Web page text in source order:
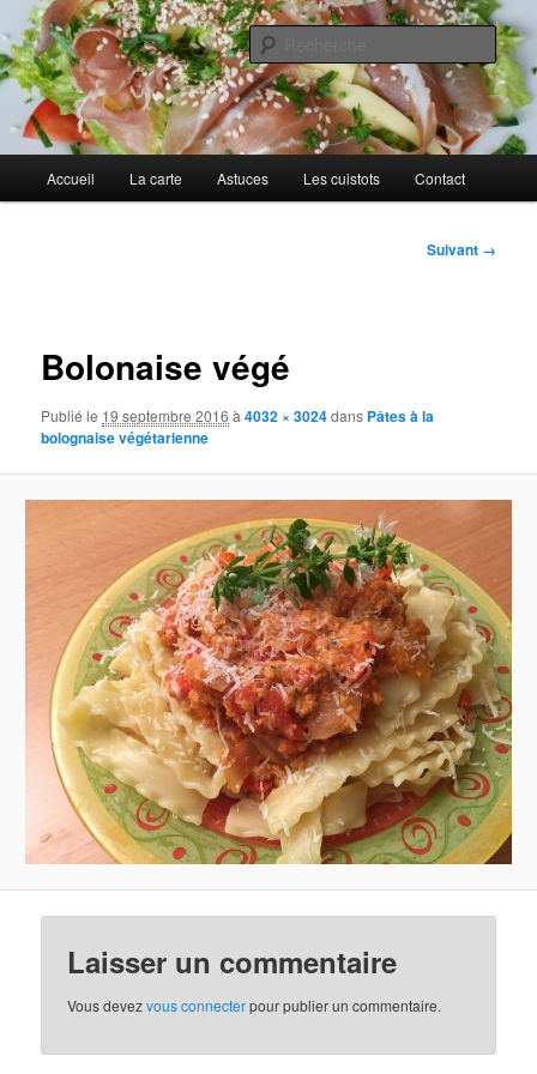
Aller
au
contenu
principalAu petit gargouillis
Cuisines d'internautes.
principal
Accueil La carte Astuces Les cuistots Contact
Suivant →
Bolonaise végé
Publié le 19 septembre 2016 à4032 × 3024dans Pâtes à la
bolognaise végétarienne
Laisser un commentaire
Vous devezvous connecterpour publier un commentaire.